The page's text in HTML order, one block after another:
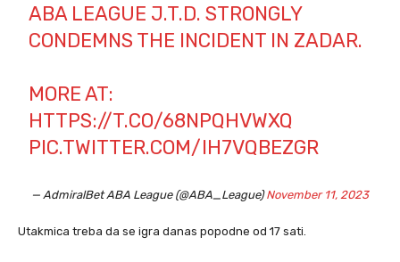
ABA LEAGUE J.T.D. STRONGLY
CONDEMNS THE INCIDENT IN ZADAR.
MORE AT:
HTTPS://T.CO/68NPQHVWXQ
PIC.TWITTER.COM/IH7VQBEZGR
— AdmiralBet ABA League (@ABA_League)November 11, 2023
Utakmica treba da se igra danas popodne od 17 sati.